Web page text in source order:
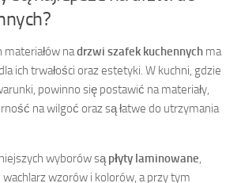
nadrzwi szafek kuchennych ma
ich trwałości oraz estetyki. W kuchni, gdzie
powinno się postawić na materiały,
na wilgoć oraz są łatwe do utrzymania
wyborów sąpłyty laminowane,
wzorów i kolorów, a przy tym